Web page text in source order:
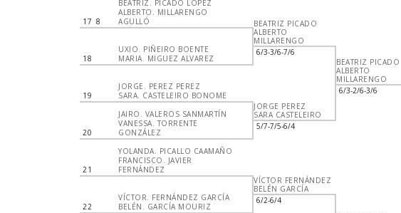
17 8
BEATRIZ. PICADO LOPEZ
ALBERTO. MILLARENGO
AGULLÓ
18
UXIO. PIÑEIRO BOENTE
MARIA. MIGUEZ ALVAREZ
19
JORGE. PEREZ PEREZ
SARA. CASTELEIRO BONOME
20
JAIRO. VALEROS SANMARTÍN
VANESSA. TORRENTE
GONZÁLEZ
21
YOLANDA. PICALLO CAAMAÑO
FRANCISCO. JAVIER
FERNÁNDEZ
22
VÍCTOR. FERNÁNDEZ GARCÍA
BELÉN. GARCÍA MOURIZ
BEATRIZ PICADO
ALBERTO
MILLARENGO
6/3-3/6-7/6
JORGE PEREZ
SARA CASTELEIRO
5/7-7/5-6/4
VÍCTOR FERNÁNDEZ
BELÉN GARCÍA
6/2-6/4
BEATRIZ PICADO
ALBERTO
MILLARENGO
6/3-2/6-3/6